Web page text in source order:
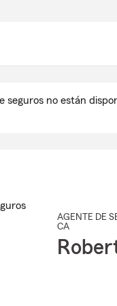
seguros no están
AGENTE DE
CA